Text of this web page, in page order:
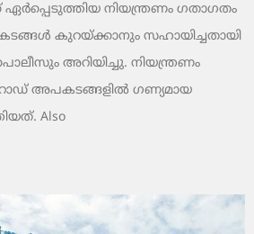
നിയന്ത്രണം ഗതാഗതം
കുറയ്ക്കാനും സഹായിച്ചതായി
അറിയിച്ചു. നിയന്ത്രണം
റോഡ് അപകടങ്ങളിൽ ഗണ്യമായ
Also